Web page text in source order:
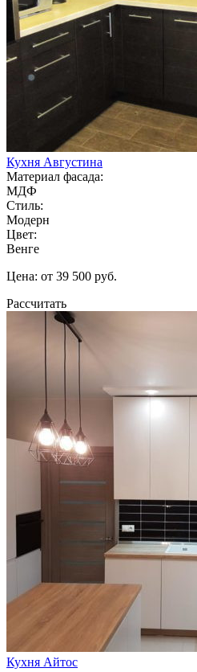
Кухня Августина
Материал фасада:
МДФ
Стиль:
Модерн
Цвет:
Венге
Цена: от 39 500 руб.
Рассчитать
Кухня Айтос